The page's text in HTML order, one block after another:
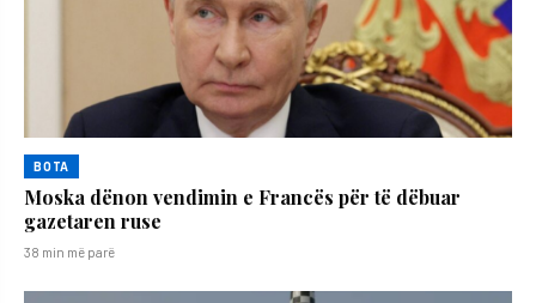
BOTA
Moska dënon vendimin e Francës për të dëbuar
gazetaren ruse
38 min më parë